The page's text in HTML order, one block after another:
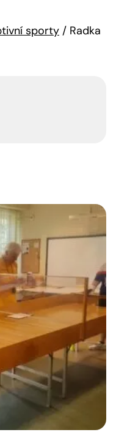
sporty / Radka